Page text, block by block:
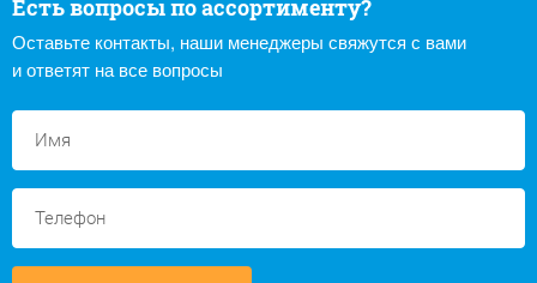
Есть вопросы по ассортименту?
Оставьте контакты, наши менеджеры свяжутся с вами
и ответят на все вопросы